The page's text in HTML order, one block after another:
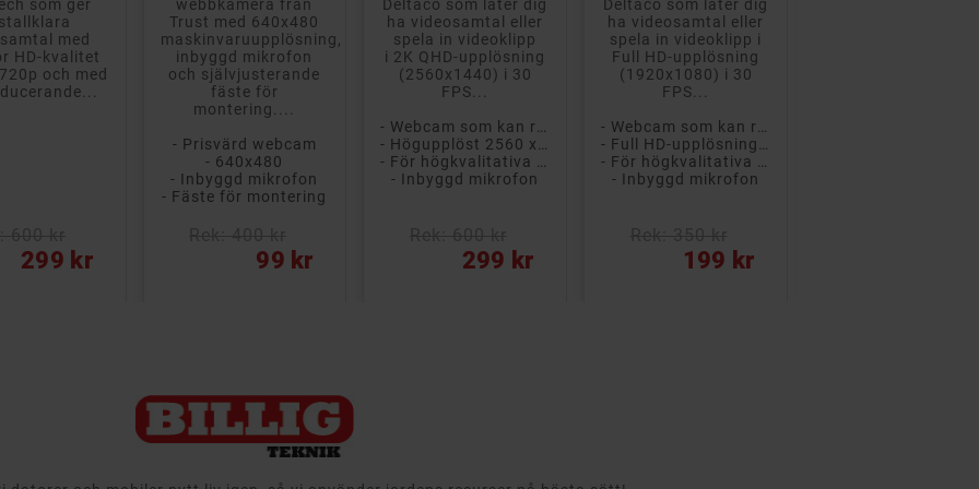
som ger
med
HD-kvalitet
och med
299 kr
webbkamera från
Trust med 640x480
maskinvaruupplösning,
inbyggd mikrofon
och självjusterande
fäste för
montering....
- Prisvärd webcam
- 640x480
- Inbyggd mikrofon
- Fäste för montering
99 kr
Deltaco som låter dig
ha videosamtal eller
spela in videoklipp
i 2K QHD-upplösning
(2560x1440) i 30
FPS...
- Inbyggd mikrofon
299 kr
Deltaco som låter dig
ha videosamtal eller
spela in videoklipp i
Full HD-upplösning
(1920x1080) i 30
FPS...
- Inbyggd mikrofon
199 kr